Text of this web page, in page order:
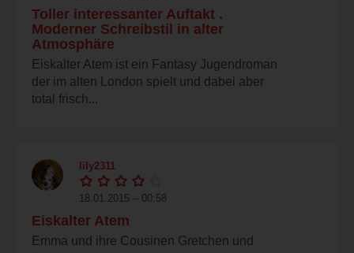
Toller interessanter Auftakt .
Moderner Schreibstil in alter
Atmosphäre
Eiskalter Atem ist ein Fantasy Jugendroman
der im alten London spielt und dabei aber
total frisch...
lily2311
18.01.2015 – 00:58
Eiskalter Atem
Emma und ihre Cousinen Gretchen und